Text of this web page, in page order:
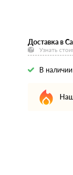
Доставка в
Узнать
В наличии